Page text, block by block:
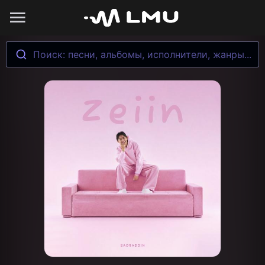
Поиск: песни, альбомы, исполнители, жанры...